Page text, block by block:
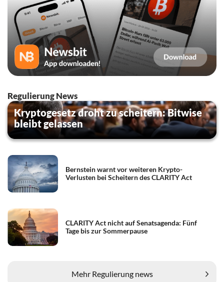
Regulierung News
Kryptogesetz droht zu scheitern: Bitwise
bleibt gelassen
Bernstein warnt vor weiteren Krypto-
Verlusten bei Scheitern des CLARITY Act
CLARITY Act nicht auf Senatsagenda: Fünf
Tage bis zur Sommerpause
Mehr Regulierung news